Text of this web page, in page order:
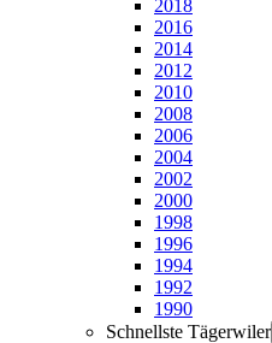
2018
2016
2014
2012
2010
2008
2006
2004
2002
2000
1998
1996
1994
1992
1990
Schnellste Tägerwiler